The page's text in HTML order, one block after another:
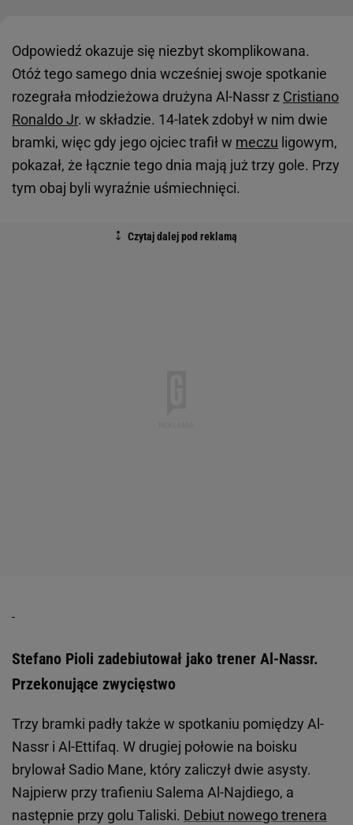
Odpowiedź okazuje się niezbyt skomplikowana.
Otóż tego samego dnia wcześniej swoje spotkanie
rozegrała młodzieżowa drużyna Al-Nassr z Cristiano
Ronaldo Jr. w składzie. 14-latek zdobył w nim dwie
bramki, więc gdy jego ojciec trafił w meczu ligowym,
pokazał, że łącznie tego dnia mają już trzy gole. Przy
tym obaj byli wyraźnie uśmiechnięci.
Stefano Pioli zadebiutował jako trener Al-Nassr.
Przekonujące zwycięstwo
Trzy bramki padły także w spotkaniu pomiędzy Al-
Nassr i Al-Ettifaq. W drugiej połowie na boisku
brylował Sadio Mane, który zaliczył dwie asysty.
Najpierw przy trafieniu Salema Al-Najdiego, a
następnie przy golu Taliski. Debiut nowego trenera